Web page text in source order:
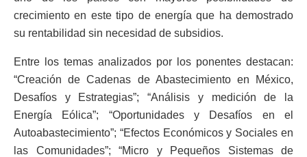
crecimiento en este tipo de energía que ha demostrado
su rentabilidad sin necesidad de subsidios.
Entre los temas analizados por los ponentes destacan:
“Creación de Cadenas de Abastecimiento en México,
Desafíos y Estrategias”; “Análisis y medición de la
Energía Eólica”; “Oportunidades y Desafíos en el
Autoabastecimiento”; “Efectos Económicos y Sociales en
las Comunidades”; “Micro y Pequeños Sistemas de